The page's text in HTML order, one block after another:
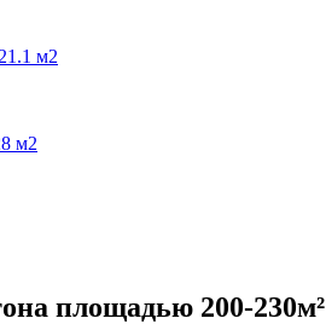
м2
м2
площадью 200-230м²